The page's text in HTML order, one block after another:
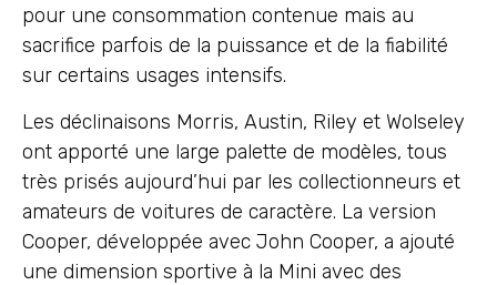
pour une consommation contenue mais au
sacrifice parfois de la puissance et de la fiabilité
sur certains usages intensifs.
Les déclinaisons Morris, Austin, Riley et Wolseley
ont apporté une large palette de modèles, tous
très prisés aujourd’hui par les collectionneurs et
amateurs de voitures de caractère. La version
Cooper, développée avec John Cooper, a ajouté
une dimension sportive à la Mini avec des